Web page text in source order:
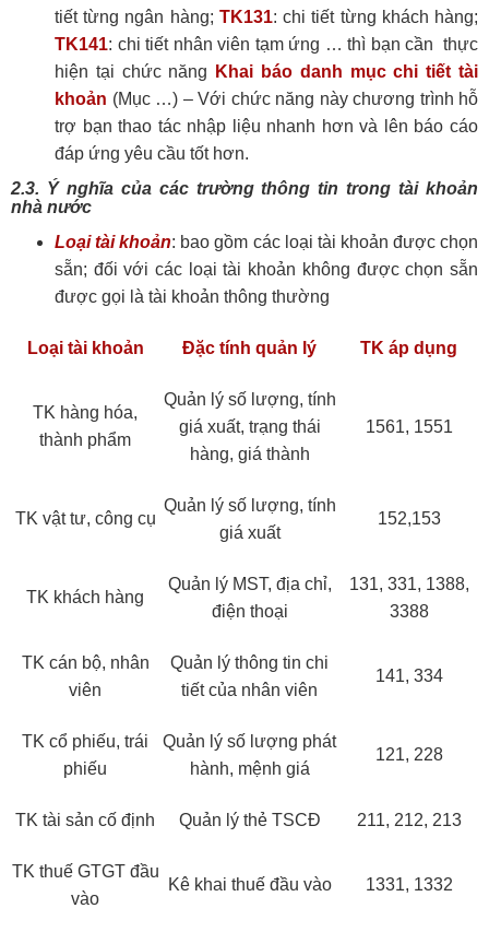
tiết từng ngân hàng; TK131: chi tiết từng khách hàng;
TK141: chi tiết nhân viên tạm ứng … thì bạn cần thực
hiện tại chức năng
Khai báo danh mục chi tiết tài
khoản (Mục …) – Với chức năng này chương trình hỗ
trợ bạn thao tác nhập liệu nhanh hơn và lên báo cáo
đáp ứng yêu cầu tốt hơn.
2.3. Ý nghĩa của các trường thông tin trong tài khoản
nhà nước
Loại tài khoản: bao gồm các loại tài khoản được chọn
sẵn; đối với các loại tài khoản không được chọn sẵn
được gọi là tài khoản thông thường
Loại tài khoản Đặc tính quản lý TK áp dụng
TK hàng hóa,
thành phẩm
Quản lý số lượng, tính
giá xuất, trạng thái
hàng, giá thành
1561, 1551
TK vật tư, công cụ
Quản lý số lượng, tính
giá xuất
152,153
TK khách hàng
Quản lý MST, địa chỉ,
điện thoại
131, 331, 1388,
3388
TK cán bộ, nhân
viên
Quản lý thông tin chi
tiết của nhân viên
141, 334
TK cổ phiếu, trái
phiếu
Quản lý số lượng phát
hành, mệnh giá
121, 228
TK tài sản cố định Quản lý thẻ TSCĐ 211, 212, 213
TK thuế GTGT đầu
vào
Kê khai thuế đầu vào 1331, 1332